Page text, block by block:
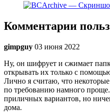
Комментарии
gimpguy 03 июня 2022
Ну, он шифрует и сжимает
открывать их только с
Лично я считаю, что
по требованию намного проще.
приличных вариантов, но
дома.